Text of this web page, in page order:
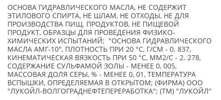
ОСНОВА ГИДРАВЛИЧЕСКОГО МАСЛА, НЕ СОДЕРЖИТ
ЭТИЛОВОГО СПИРТА, НЕ ШЛАМ, НЕ ОТХОДЫ, НЕ ДЛЯ
ПРОИЗВОДСТВА ПИЩ. ПРОДУКТОВ, НЕ ПИЩЕВОЙ
ПРОДУКТ, ОБРАЗЦЫ ДЛЯ ПРОВЕДЕНИЯ ФИЗИКО-
ХИМИЧЕСКИХ ИСПЫТАНИЙ; "ОСНОВА ГИДРАВЛИЧЕСКОГО
МАСЛА АМГ-10", ПЛОТНОСТЬ ПРИ 20 °С, Г/СМ - 0. 837,
КИНЕМАТИЧЕСКАЯ ВЯЗКОСТЬ ПРИ 50 °С, ММ2/С - 2. 278,
СОДЕРЖАНИЕ СУЛЬФАMОЙ ЗОЛЫ - МЕНЕЕ 0, 005,
МАССОВАЯ ДОЛЯ СЕРЫ, % - МЕНЕЕ 0, 01, ТЕМПЕРАТУРА
ВСПЫШКИ, ОПРЕДЕЛЯЕМАЯ В ОТКРЫТОМ; (ФИРМА) ООО
"ЛУКОЙЛ-ВОЛГОГРАДНЕФТЕПЕРЕРАБОТКА"; (TM) "ЛУКОЙЛ"